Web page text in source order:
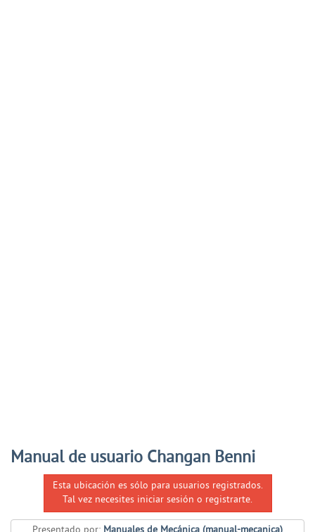
Manual de usuario Changan Benni
Esta ubicación es sólo para usuarios registrados.
Tal vez necesites iniciar sesión o registrarte.